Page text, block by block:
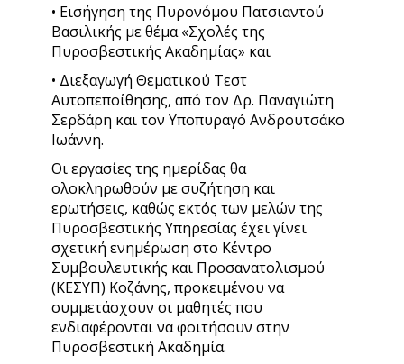
• Εισήγηση της Πυρονόμου Πατσιαντού
Βασιλικής με θέμα «Σχολές της
Πυροσβεστικής Ακαδημίας» και
• Διεξαγωγή Θεματικού Τεστ
Αυτοπεποίθησης, από τον Δρ. Παναγιώτη
Σερδάρη και τον Υποπυραγό Ανδρουτσάκo
Ιωάννη.
Οι εργασίες της ημερίδας θα
ολοκληρωθούν με συζήτηση και
ερωτήσεις, καθώς εκτός των μελών της
Πυροσβεστικής Υπηρεσίας έχει γίνει
σχετική ενημέρωση στο Κέντρο
Συμβουλευτικής και Προσανατολισμού
(ΚΕΣΥΠ) Κοζάνης, προκειμένου να
συμμετάσχουν οι μαθητές που
ενδιαφέρονται να φοιτήσουν στην
Πυροσβεστική Ακαδημία.